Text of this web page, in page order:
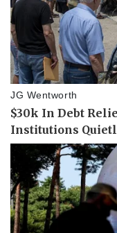
eSports
Hậu trường